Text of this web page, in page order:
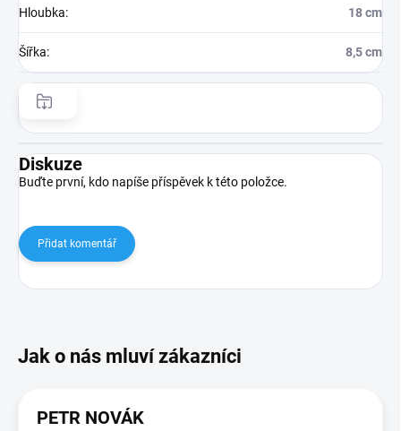
Hloubka: 18 cm
Šířka: 8,5 cm
Diskuze
Buďte první, kdo napíše příspěvek k této položce.
Přidat komentář
PETR NOVÁK